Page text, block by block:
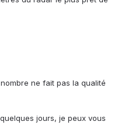
ne fait pas la qualité
jours, je peux vous